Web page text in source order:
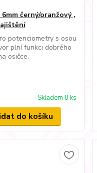
černý/oranžový ,
potenciometry s osou
plní funkci dobrého
osičce.
Skladem 8 ks
do košíku